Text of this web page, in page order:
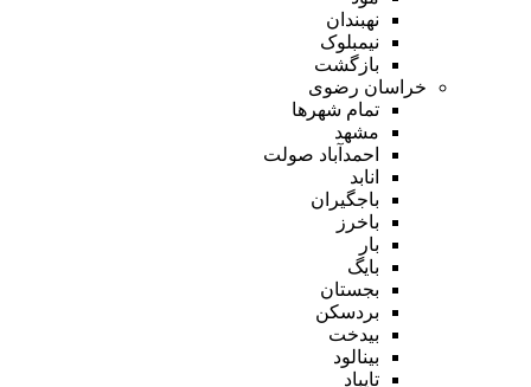
نهبندان
نیمبلوک
بازگشت
خراسان رضوی
تمام شهر‌ها
مشهد
احمدآباد صولت
انابد
باجگیران
باخرز
بار
بایگ
بجستان
بردسکن
بیدخت
بینالود
تایباد